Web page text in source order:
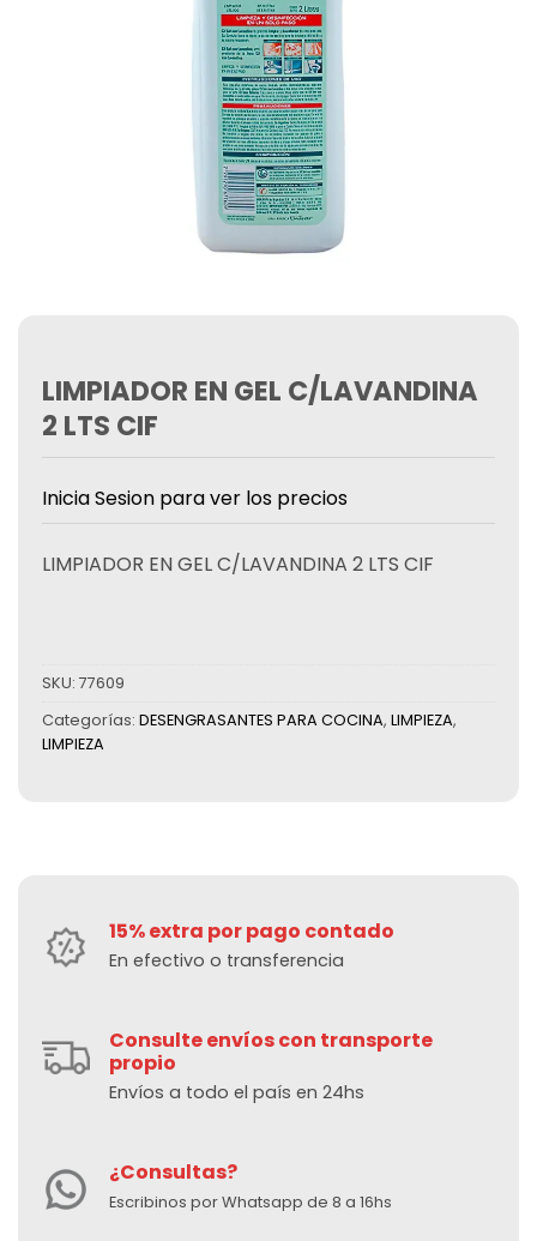
LIMPIADOR EN GEL C/LAVANDINA
2 LTS CIF
Inicia Sesion para ver los precios
LIMPIADOR EN GEL C/LAVANDINA 2 LTS CIF
SKU: 77609
Categorías: DESENGRASANTES PARA COCINA, LIMPIEZA,
LIMPIEZA
15% extra por pago contado
En efectivo o transferencia
Consulte envíos con transporte
propio
Envíos a todo el país en 24hs
¿Consultas?
Escribinos por Whatsapp de 8 a 16hs